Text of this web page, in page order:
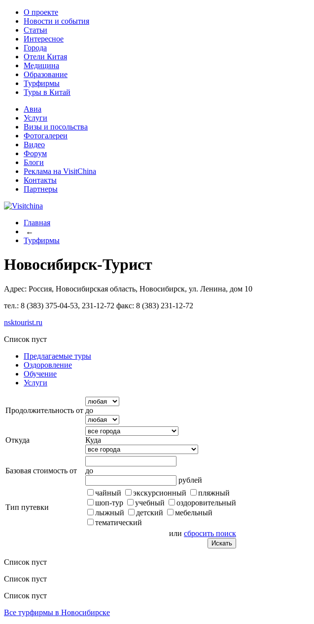
О проекте
Новости и события
Статьи
Интересное
Города
Отели Китая
Медицина
Образование
Турфирмы
Туры в Китай
Авиа
Услуги
Визы и посольства
Фотогалереи
Видео
Форум
Блоги
Реклама на VisitChina
Контакты
Партнеры
Главная
←
Турфирмы
Новосибирск-Турист
Адрес: Россия, Новосибирская область, Новосибирск, ул. Ленина, дом 10
тел.: 8 (383) 375-04-53, 231-12-72 факс: 8 (383) 231-12-72
nsktourist.ru
Список пуст
Предлагаемые туры
Оздоровление
Обучение
Услуги
Продолжительность от до
Откуда Куда
Базовая стоимость от
до
рублей
Тип путевки
чайный экскурсионный
пляжный
шоп-тур
учебный
оздоровительный
лыжный
детский
мебельный
тематический
или сбросить поиск
Список пуст
Список пуст
Список пуст
Все турфирмы в Новосибирске